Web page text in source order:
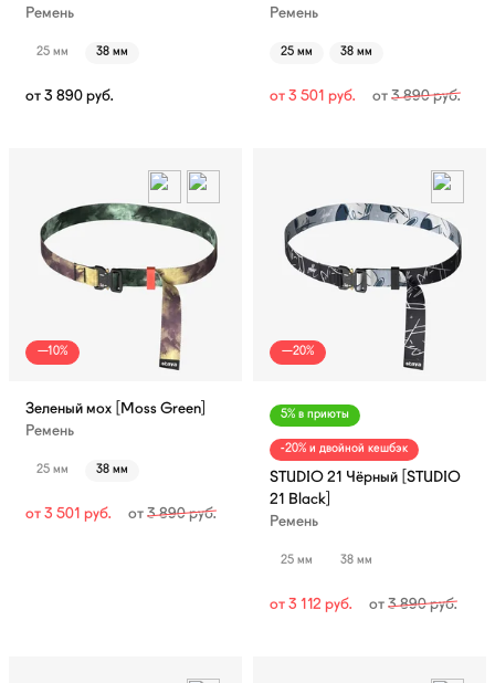
Ремень
25 мм 38 мм
от 3 890 руб.
Ремень
25 мм 38 мм
от 3 501 руб. от3 890руб.
—10%
Зеленый мох [Moss Green]
Ремень
25 мм 38 мм
от 3 501 руб. от3 890руб.
—20%
5% в приюты
-20% и двойной кешбэк
STUDIO 21 Чёрный [STUDIO
21 Black]
Ремень
25 мм 38 мм
от 3 112 руб. от3 890руб.